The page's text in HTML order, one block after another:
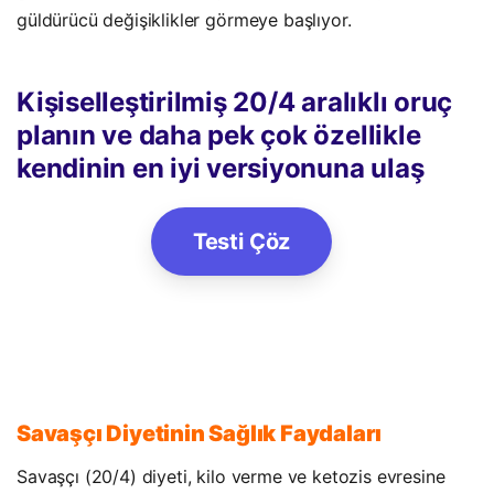
güldürücü değişiklikler görmeye başlıyor.
Kişiselleştirilmiş 20/4 aralıklı oruç
planın ve daha pek çok özellikle
kendinin en iyi versiyonuna ulaş
Testi Çöz
Savaşçı Diyetinin Sağlık Faydaları
Savaşçı (20/4) diyeti, kilo verme ve ketozis evresine